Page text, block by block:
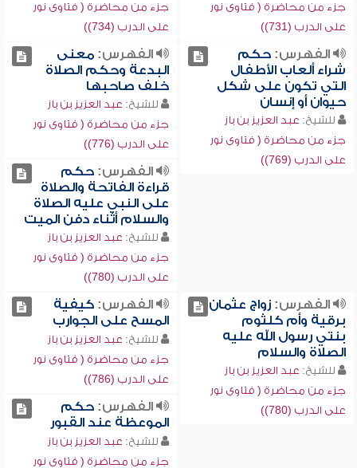
جزء من محاضرة ( فتاوى نور
على الدرب (731))
جزء من محاضرة ( فتاوى نور
على الدرب (734))
الفهرس:حكم
شراء ألعاب الأطفال
التي تكون على شكل
حيوان أو إنسان
للشيخ: عبد العزيز بن باز
جزء من محاضرة ( فتاوى نور
على الدرب (769))
الفهرس:معنى
البدعة وحكم الصلاة
خلف صاحبها
للشيخ: عبد العزيز بن باز
جزء من محاضرة ( فتاوى نور
على الدرب (776))
الفهرس:حكم
قراءة الفاتحة والصلاة
على النبي عليه الصلاة
والسلام أثناء دفن الميت
للشيخ: عبد العزيز بن باز
جزء من محاضرة ( فتاوى نور
على الدرب (780))
الفهرس:زواج عثمان
برقية وأم كلثوم
بنتي رسول الله عليه
الصلاة والسلام
للشيخ: عبد العزيز بن باز
جزء من محاضرة ( فتاوى نور
على الدرب (780))
الفهرس:كيفية
المسح على الجوارب
للشيخ: عبد العزيز بن باز
جزء من محاضرة ( فتاوى نور
على الدرب (786))
الفهرس:حكم
الموعظة عند القبور
للشيخ: عبد العزيز بن باز
جزء من محاضرة ( فتاوى نور